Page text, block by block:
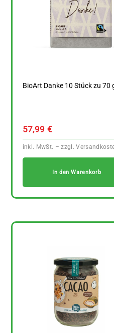
BioArt Danke 10 Stück zu 70
57,99 €
In den Warenkorb